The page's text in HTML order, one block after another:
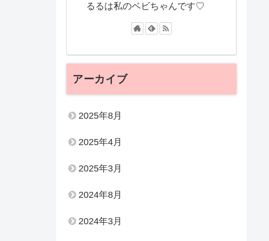
るるは私のベビちゃんです♡
アーカイブ
2025年8月
2025年4月
2025年3月
2024年8月
2024年3月